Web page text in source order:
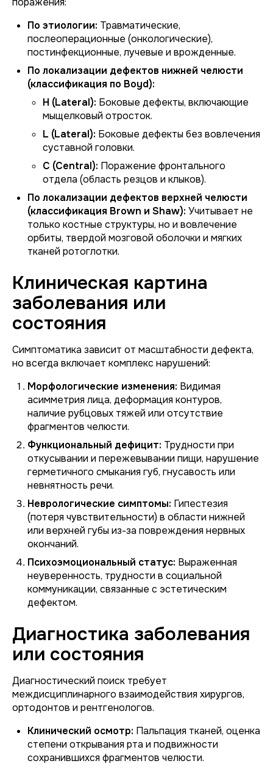
По этиологии: Травматические,
послеоперационные (онкологические),
постинфекционные, лучевые и врожденные.
По локализации дефектов нижней челюсти
(классификация по Boyd):
H (Lateral): Боковые дефекты, включающие
мыщелковый отросток.
L (Lateral): Боковые дефекты без вовлечения
суставной головки.
C (Central): Поражение фронтального
отдела (область резцов и клыков).
По локализации дефектов верхней челюсти
(классификация Brown и Shaw): Учитывает не
только костные структуры, но и вовлечение
орбиты, твердой мозговой оболочки и мягких
тканей ротоглотки.
Клиническая картина
заболевания или
состояния
Симптоматика зависит от масштабности дефекта,
но всегда включает комплекс нарушений:
Морфологические изменения: Видимая
асимметрия лица, деформация контуров,
наличие рубцовых тяжей или отсутствие
фрагментов челюсти.
Функциональный дефицит: Трудности при
откусывании и пережевывании пищи, нарушение
герметичного смыкания губ, гнусавость или
невнятность речи.
Неврологические симптомы: Гипестезия
(потеря чувствительности) в области нижней
или верхней губы из-за повреждения нервных
окончаний.
Психоэмоциональный статус: Выраженная
неуверенность, трудности в социальной
коммуникации, связанные с эстетическим
дефектом.
Диагностика заболевания
или состояния
Диагностический поиск требует
междисциплинарного взаимодействия хирургов,
ортодонтов и рентгенологов.
Клинический осмотр: Пальпация тканей, оценка
степени открывания рта и подвижности
сохранившихся фрагментов челюсти.